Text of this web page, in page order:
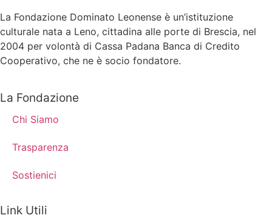
La Fondazione Dominato Leonense è un’istituzione
culturale nata a Leno, cittadina alle porte di Brescia, nel
2004 per volontà di Cassa Padana Banca di Credito
Cooperativo, che ne è socio fondatore.
La Fondazione
Chi Siamo
Trasparenza
Sostienici
Link Utili